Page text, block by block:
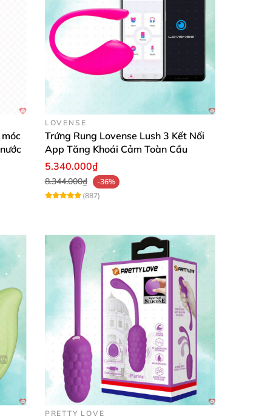
LOVENSE
Trứng Rung Lovense Lush 3 Kết Nối
App Tăng Khoái Cảm Toàn Cầu
5.340.000₫
8.344.000₫
-36%
(887)
PRETTY LOVE